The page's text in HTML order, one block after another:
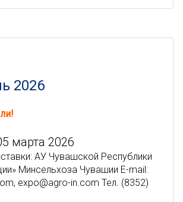
2026
марта 2026
АУ Чувашской Республики
Минсельхоза Чувашии E-mail:
expo@agro-in.com Тел. (8352)